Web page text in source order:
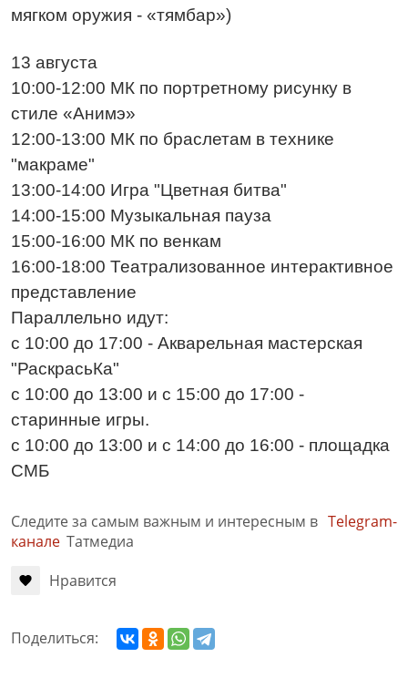
мягком оружия - «тямбар»)
13 августа
10:00-12:00 МК по портретному рисунку в
стиле «Анимэ»
12:00-13:00 МК по браслетам в технике
"макраме"
13:00-14:00 Игра "Цветная битва"
14:00-15:00 Музыкальная пауза
15:00-16:00 МК по венкам
16:00-18:00 Театрализованное интерактивное
представление
Параллельно идут:
с 10:00 до 17:00 - Акварельная мастерская
"РаскрасьКа"
с 10:00 до 13:00 и с 15:00 до 17:00 -
старинные игры.
с 10:00 до 13:00 и с 14:00 до 16:00 - площадка
СМБ
Следите за самым важным и интересным в Telegram-
канале Татмедиа
Нравится
Поделиться: